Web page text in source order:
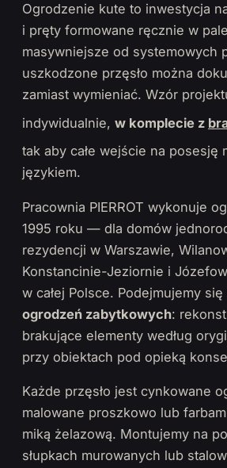
Ogrodzenie kute to inwestycja
i pręty formowane ręcznie w
masywniejsze od systemowych
uszkodzone przęsło można
zamiast wymieniać. Wzór
indywidualnie, w komplecie z
tak aby całe wejście na posesję
językiem.
Pracownia PIERROT wykonuje
1995 roku — dla domów
rezydencji w Warszawie,
Konstancinie-Jeziornie i
w całej Polsce. Podejmujemy się
ogrodzeń zabytkowych:
brakujące elementy według
przy obiektach pod opieką
Każde przęsło jest cynkowane
malowane proszkowo lub
miką żelazową. Montujemy na
słupkach murowanych lub